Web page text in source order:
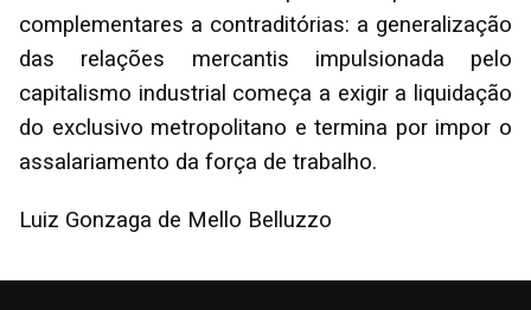
complementares a contraditórias: a generalização
das relações mercantis impulsionada pelo
capitalismo industrial começa a exigir a liquidação
do exclusivo metropolitano e termina por impor o
assalariamento da força de trabalho.
Luiz Gonzaga de Mello Belluzzo